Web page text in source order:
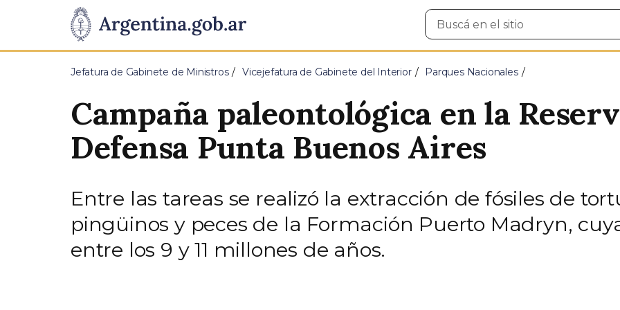
Presidencia
de
Pasar al contenido principal
Buscar
en
Jefatura de Gabinete de Ministros Vicejefatura de Gabinete del Interior Parques Nacionales
Campaña paleontológica en la
Defensa Punta Buenos Aires
Entre las tareas se realizó la extracción de fósiles de
pingüinos y peces de la Formación Puerto Madryn,
entre los 9 y 11 millones de años.